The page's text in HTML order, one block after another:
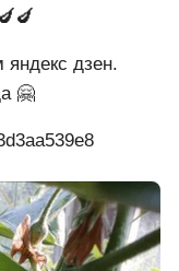
дзен.
🤗